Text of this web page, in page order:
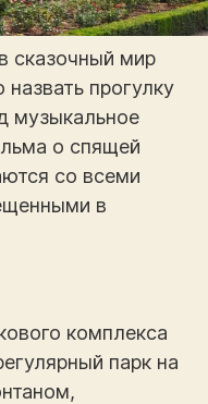
сказочный мир
прогулку
музыкальное
о спящей
со всеми
в
комплекса
парк на